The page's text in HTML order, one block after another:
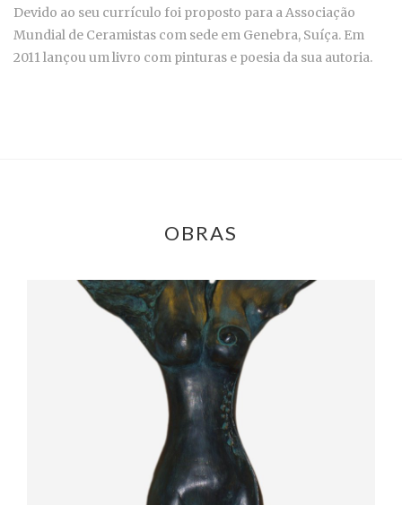
Devido ao seu currículo foi proposto para a Associação
Mundial de Ceramistas com sede em Genebra, Suíça. Em
2011 lançou um livro com pinturas e poesia da sua autoria.
OBRAS